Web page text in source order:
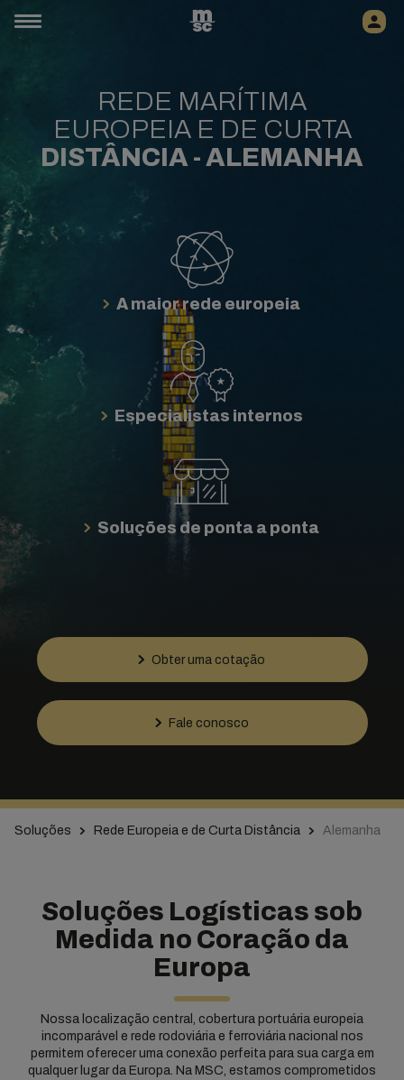
REDE MARÍTIMA
EUROPEIA E DE CURTA
DISTÂNCIA - ALEMANHA
A maior rede europeia
Especialistas internos
Soluções de ponta a ponta
Obter uma cotação
Fale conosco
Soluções Rede Europeia e de Curta Distância Alemanha
Soluções Logísticas sob
Medida no Coração da
Europa
Nossa localização central, cobertura portuária europeia
incomparável e rede rodoviária e ferroviária nacional nos
permitem oferecer uma conexão perfeita para sua carga em
qualquer lugar da Europa. Na MSC, estamos comprometidos